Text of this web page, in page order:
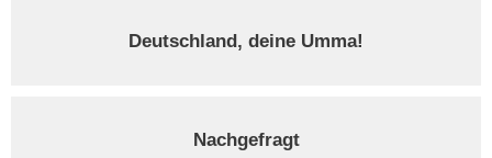
Deutschland, deine Umma!
Nachgefragt